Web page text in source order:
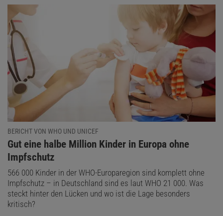
BERICHT VON WHO UND UNICEF
:
Gut eine halbe Million Kinder in Europa ohne
Impfschutz
566 000 Kinder in der WHO-Europaregion sind komplett ohne
Impfschutz – in Deutschland sind es laut WHO 21 000. Was
steckt hinter den Lücken und wo ist die Lage besonders
kritisch?